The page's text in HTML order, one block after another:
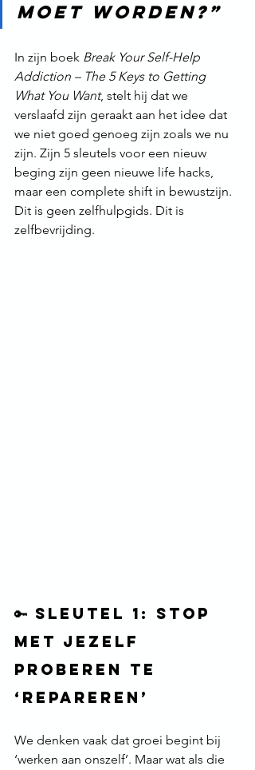
moet worden?”
In zijn boek Break Your Self-Help
Addiction – The 5 Keys to Getting
What You Want, stelt hij dat we
verslaafd zijn geraakt aan het idee dat
we niet goed genoeg zijn zoals we nu
zijn. Zijn 5 sleutels voor een nieuw
beging zijn geen nieuwe life hacks,
maar een complete shift in bewustzijn.
Dit is geen zelfhulpgids. Dit is
zelfbevrijding.
🔑 Sleutel 1: Stop
met jezelf
proberen te
‘repareren’
We denken vaak dat groei begint bij
‘werken aan onszelf’. Maar wat als die